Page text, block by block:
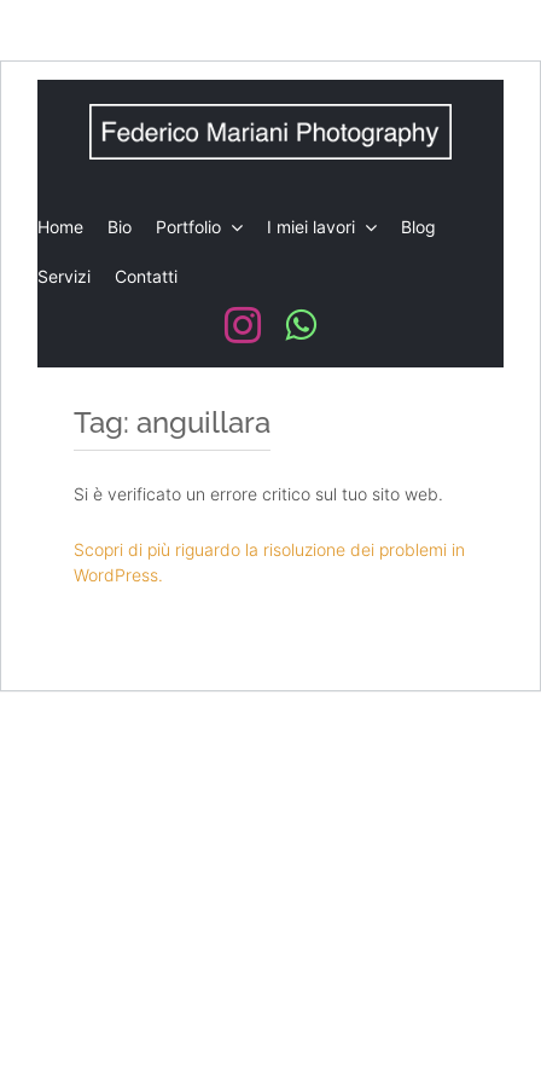
Home Bio Portfolio I miei lavori Blog
Servizi Contatti
Tag: anguillara
Si è verificato un errore critico sul tuo sito web.
Scopri di più riguardo la risoluzione dei problemi in
WordPress.